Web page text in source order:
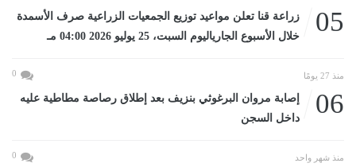
05
زراعة قنا تعلن مواعيد توزيع الجمعيات الزراعية صرف الأسمدة
خلال الأسبوع الجارياليوم السبت، 25 يوليو 2026 04:00 مـ
منذ 27 يومًا 0
06
إصابة مروان البرغوثي بنزيف بعد إطلاق رصاصة مطاطية عليه
داخل السجن
منذ شهر واحد 0